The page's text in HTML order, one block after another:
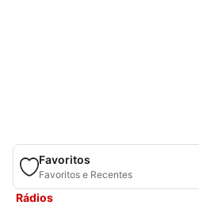
Favoritos
Favoritos e Recentes
Rádios